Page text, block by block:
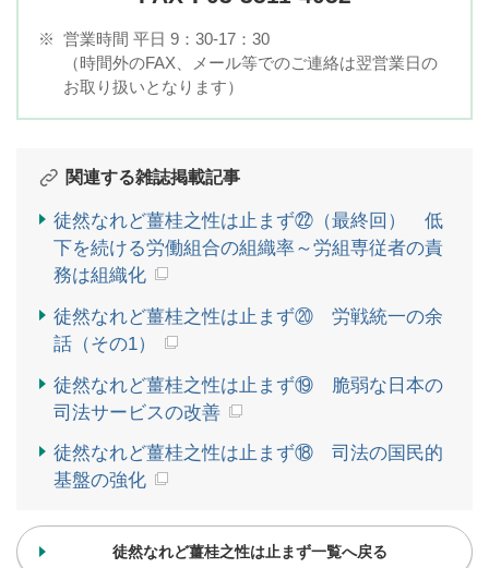
※ 営業時間 平日 9：30-17：30
（時間外のFAX、メール等でのご連絡は翌営業日の
お取り扱いとなります）
関連する雑誌掲載記事
徒然なれど薑桂之性は止まず㉒（最終回） 低
下を続ける労働組合の組織率～労組専従者の責
務は組織化
徒然なれど薑桂之性は止まず⑳ 労戦統一の余
話（その1）
徒然なれど薑桂之性は止まず⑲ 脆弱な日本の
司法サービスの改善
徒然なれど薑桂之性は止まず⑱ 司法の国民的
基盤の強化
徒然なれど薑桂之性は止まず一覧へ戻る